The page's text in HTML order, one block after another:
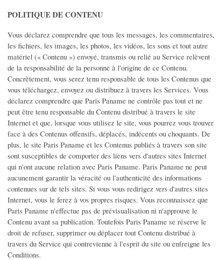
Accessoires Bébé
Montres et Bijoux
Maroquinerie
Cosmétiques et Parfums
VEHICULES
Voitures
Motos
Utilitaires
Nautisme
Caravaning
Equipement auto
Equipement moto
Equipement caravaning
Equipement nautisme
MULTIMEDIA
POLITIQUE DE CONTENU
Vous déclarez comprendre que tous les messages, les commentaires,
les fichiers, les images, les photos, les vidéos, les sons et tout autre
matériel (« Contenu ») envoyé, transmis ou relié au Service relèvent
de la responsabilité de la personne à l'origine de ce Contenu.
Concrètement, vous serez tenu responsable de tous les Contenus que
vous téléchargez, envoyez ou distribuez à travers les Services. Vous
déclarez comprendre que Paris Paname ne contrôle pas tout et ne
peut être tenu responsable du Contenu distribué à travers le site
Internet et que, lorsque vous utilisez le site, vous pourrez vous trouver
face à des Contenus offensifs, déplacés, indécents ou choquants. De
plus, le site Paris Paname et les Contenus publiés à travers son site
sont susceptibles de comporter des liens vers d'autres sites Internet
qui n'ont aucune relation avec Paris Paname. Paris Paname ne peut
aucunement garantir la véracité ou l'authenticité des informations
contenues sur de tels sites. Si vous vous redirigez vers d'autres sites
Internet, vous le ferez à vos propres risques. Vous reconnaissez que
Paris Paname n'effectue pas de prévisualisation ni n'approuve le
Contenu avant sa publication. Toutefois Paris Paname se réserve le
droit de refuser, supprimer ou déplacer tout Contenu distribué à
travers du Service qui contrevienne à l'esprit du site ou enfreigne les
Conditions.